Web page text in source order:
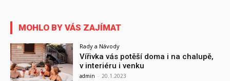
MOHLO BY VÁS ZAJÍMAT
Rady a Návody
Vířivka vás potěší doma i na chalupě,
v interiéru i venku
admin - 20.1.2023